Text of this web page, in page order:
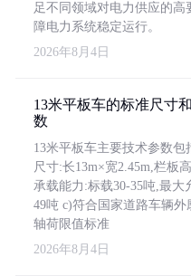
足不同领域对电力供应的高
障电力系统稳定运行。
2026年8月4日
13米平板车的标准尺寸
数
13米平板车主要技术参数包
尺寸:长13m×宽2.45m,栏板
承载能力:标载30-35吨,最大
49吨 c)符合国家道路车辆外
轴荷限值标准
2026年8月4日